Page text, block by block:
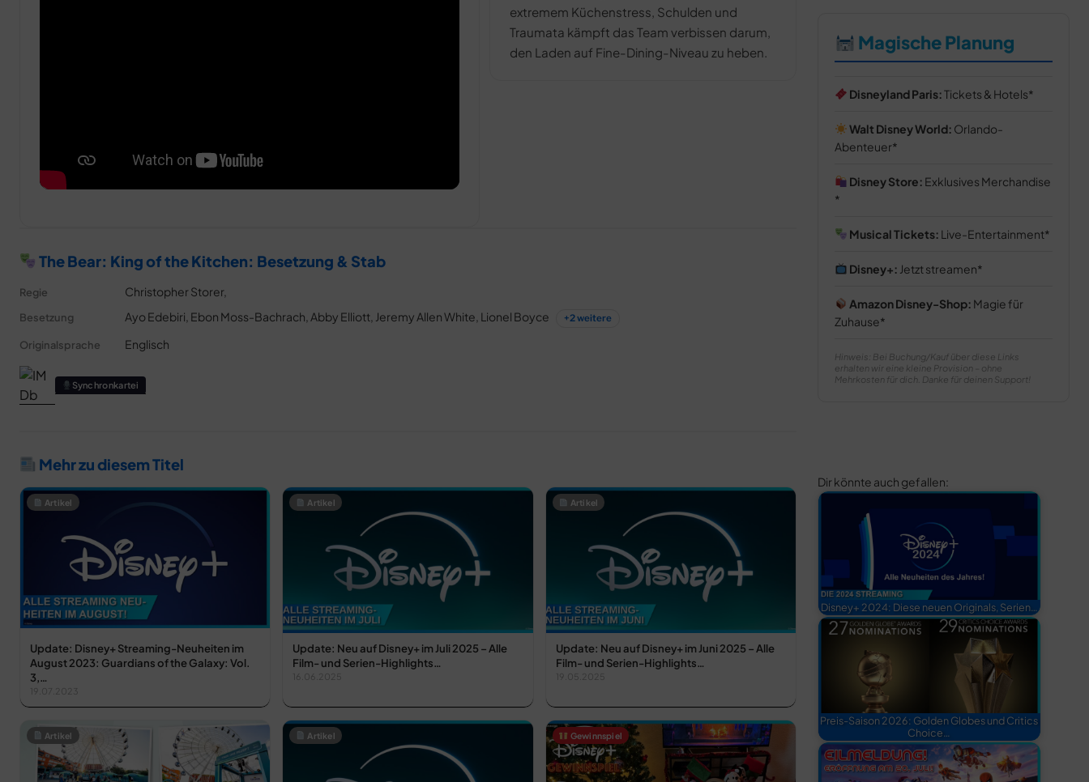
extremem Küchenstress, Schulden und
Traumata kämpft das Team verbissen darum,
den Laden auf Fine-Dining-Niveau zu heben.
The Bear: King of the Kitchen: Besetzung & Stab
Regie Christopher Storer,
Besetzung Ayo Edebiri, Ebon Moss-Bachrach, Abby Elliott, Jeremy Allen White, Lionel Boyce +2 weitere
Originalsprache Englisch
Synchronkartei
Mehr zu diesem Titel
Artikel
Update: Disney+ Streaming-Neuheiten im
August 2023: Guardians of the Galaxy: Vol.
3,…
19.07.2023
Artikel
Update: Neu auf Disney+ im Juli 2025 – Alle
Film- und Serien-Highlights…
16.06.2025
Artikel
Update: Neu auf Disney+ im Juni 2025 – Alle
Film- und Serien-Highlights…
19.05.2025
Artikel Artikel Gewinnspiel
Magische Planung
Disneyland Paris:Tickets & Hotels
Walt Disney World: Orlando-
Abenteuer
Disney Store: Exklusives Merchandise
Musical Tickets: Live-Entertainment
Disney+: Jetzt streamen
Amazon Disney-Shop: Magie für
Zuhause
Hinweis: Bei Buchung/Kauf über diese Links
erhalten wir eine kleine Provision – ohne
Mehrkosten für dich. Danke für deinen Support!
Dir könnte auch gefallen:
Disney+ 2024: Diese neuen Originals, Serien…
Preis-Saison 2026: Golden Globes und Critics
Choice…